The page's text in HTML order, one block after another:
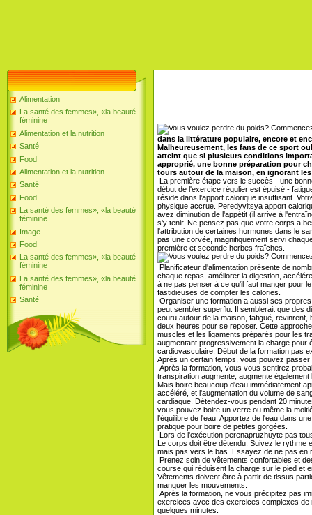
Alimentation
La santé des femmes», «la beauté
féminine
Alimentation et la nutrition
Santé
Food
Alimentation et la nutrition
Santé
Food
La santé des femmes», «la beauté
féminine
Image
Food
La santé des femmes», «la beauté
féminine
La santé des femmes», «la beauté
féminine
Santé
dans la littérature populaire, encore et
Malheureusement, les fans de ce sport
atteint que si plusieurs conditions
approprié, une bonne préparation pour
tours autour de la maison, en ignorant
La première étape vers le succès - une
début de l'exercice régulier est épuisé -
réside dans l'apport calorique insuffisant.
physique accrue. Peredyvitsya apport
avez diminution de l'appétit (il arrive à
s'y tenir. Ne pensez pas que votre corps a
l'attribution de certaines hormones dans le
pas une corvée, magnifiquement servi
première et seconde herbes fraîches.
Planificateur d'alimentation présente de
chaque repas, améliorer la digestion,
à ne pas penser à ce qu'il faut manger pour
fastidieuses de compter les calories.
Organiser une formation a aussi ses
peut sembler superflu. Il semblerait que des
couru autour de la maison, fatigué, revinrent,
deux heures pour se reposer. Cette
muscles et les ligaments préparés pour les
augmentant progressivement la charge
cardiovasculaire. Début de la formation pas
Après un certain temps, vous pouvez
Après la formation, vous vous sentirez
transpiration augmente, augmente
Mais boire beaucoup d'eau immédiatement
accéléré, et l'augmentation du volume de
cardiaque. Détendez-vous pendant 20
vous pouvez boire un verre ou même la
l'équilibre de l'eau. Apportez de l'eau dans
pratique pour boire de petites gorgées.
Lors de l'exécution perenapruzhuyte pas
Le corps doit être détendu. Suivez le rythme
mais pas vers le bas. Essayez de ne pas en
Prenez soin de vêtements confortables et
course qui réduisent la charge sur le pied et
Vêtements doivent être à partir de tissus
manquer les mouvements.
Après la formation, ne vous précipitez pas
exercices avec des exercices complexes de
quelques minutes.